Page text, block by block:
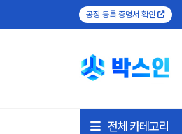
공장 등록 증명서 확인
전체 카테고리